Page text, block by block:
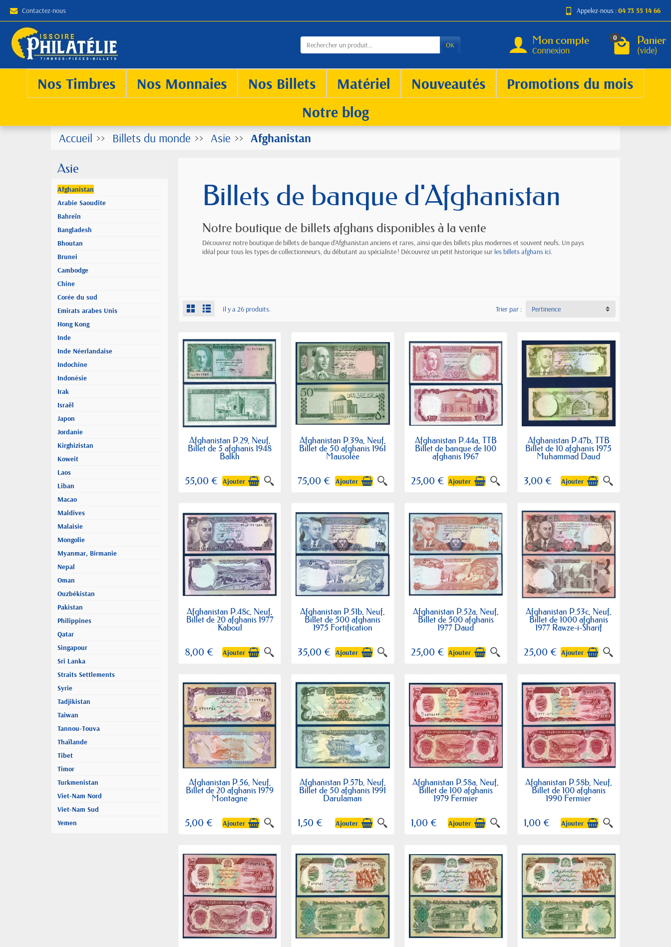
Contactez-nous Appelez-nous :04 73 55 14 66
OK Mon compte
Connexion
0 Panier
(vide)
Nos Timbres Nos Monnaies Nos Billets Matériel Nouveautés
Promotions du mois
Notre blog
Accueil Billets du monde Asie Afghanistan
Asie
Afghanistan
Arabie Saoudite
Bahreïn
Bangladesh
Bhoutan
Brunei
Cambodge
Chine
Corée du sud
Emirats arabes Unis
Hong Kong
Inde
Inde Néerlandaise
Indochine
Indonésie
Irak
Israël
Japon
Jordanie
Kirghizistan
Koweit
Laos
Liban
Macao
Maldives
Malaisie
Mongolie
Myanmar, Birmanie
Nepal
Oman
Ouzbékistan
Pakistan
Philippines
Qatar
Singapour
Sri Lanka
Straits Settlements
Syrie
Tadjikistan
Taiwan
Tannou-Touva
Thaïlande
Tibet
Timor
Turkmenistan
Viet-Nam Nord
Viet-Nam Sud
Yemen
Billets de banque d'Afghanistan
Notre boutique de billets afghans disponibles à la vente
Découvrez notre boutique de billets de banque d'Afghanistan anciens et rares, ainsi que des billets plus modernes et souvent neufs. Un pays
idéal pour tous les types de collectionneurs, du débutant au spécialiste ! Découvrez un petit historique sur les billets afghans ici.
Il y a 26 produits. Trier par : Pertinence
Afghanistan P.29, Neuf,
Billet de 5 afghanis 1948
Balkh
55,00 € Ajouter
Afghanistan P.39a, Neuf,
Billet de 50 afghanis 1961
Mausolée
75,00 € Ajouter
Afghanistan P.44a, TTB
Billet de banque de 100
afghanis 1967
25,00 € Ajouter
Afghanistan P.47b, TTB
Billet de 10 afghanis 1975
Muhammad Daud
3,00 € Ajouter
Afghanistan P.48c, Neuf,
Billet de 20 afghanis 1977
Kaboul
8,00 € Ajouter
Afghanistan P.51b, Neuf,
Billet de 500 afghanis
1975 Fortification
35,00 € Ajouter
Afghanistan P.52a, Neuf,
Billet de 500 afghanis
1977 Daud
25,00 € Ajouter
Afghanistan P.53c, Neuf,
Billet de 1000 afghanis
1977 Rawze-i-Sharif
25,00 € Ajouter
Afghanistan P.56, Neuf,
Billet de 20 afghanis 1979
Montagne
5,00 € Ajouter
Afghanistan P.57b, Neuf,
Billet de 50 afghanis 1991
Darulaman
1,50 € Ajouter
Afghanistan P.58a, Neuf,
Billet de 100 afghanis
1979 Fermier
1,00 € Ajouter
Afghanistan P.58b, Neuf,
Billet de 100 afghanis
1990 Fermier
1,00 € Ajouter